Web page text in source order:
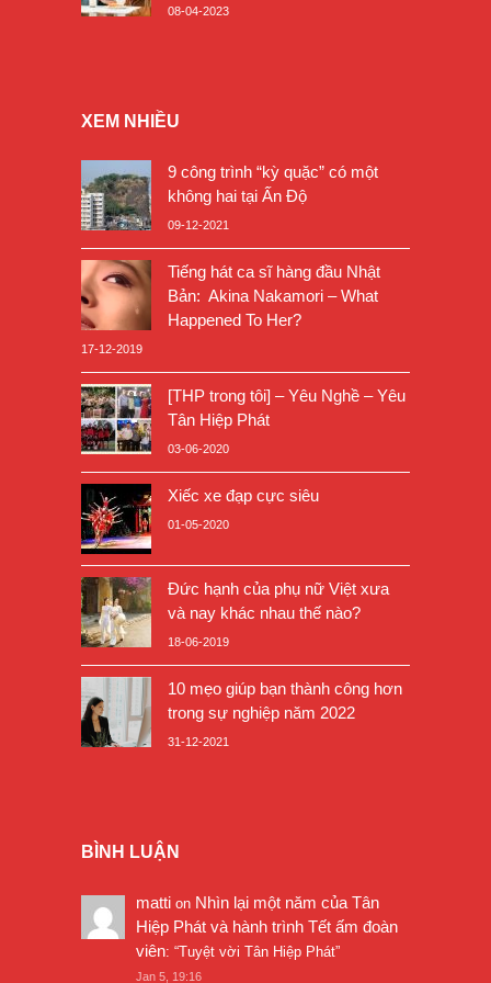
08-04-2023
XEM NHIỀU
9 công trình “kỳ quặc” có một
không hai tại Ấn Độ
09-12-2021
Tiếng hát ca sĩ hàng đầu Nhật
Bản: Akina Nakamori – What
Happened To Her?
17-12-2019
[THP trong tôi] – Yêu Nghề – Yêu
Tân Hiệp Phát
03-06-2020
Xiếc xe đạp cực siêu
01-05-2020
Đức hạnh của phụ nữ Việt xưa
và nay khác nhau thế nào?
18-06-2019
10 mẹo giúp bạn thành công hơn
trong sự nghiệp năm 2022
31-12-2021
BÌNH LUẬN
matti on Nhìn lại một năm của Tân
Hiệp Phát và hành trình Tết ấm đoàn
viên: “Tuyệt vời Tân Hiệp Phát”
Jan 5, 19:16